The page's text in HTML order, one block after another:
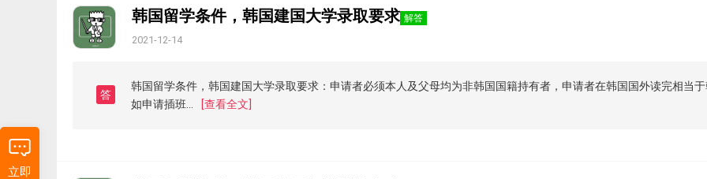
韩国留学条件，韩国建国大学录取要求 解答
2021-12-14
答
韩国留学条件，韩国建国大学录取要求：申请者必须本人及父母均为非韩国国籍持有者，申请者在韩国国外读完相当
如申请插班...
[查看全文]
立即